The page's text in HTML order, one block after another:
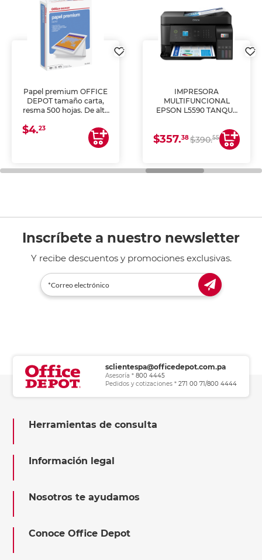
Papel premium OFFICE
DEPOT tamaño carta,
resma 500 hojas. De alta
uniforme, ideal para
impresoras de inyección
de tinta y láser,
general de oficina.
$4.23
IMPRESORA
MULTIFUNCIONAL
EPSON L5590 TANQUE
COPIA Y ESCANEA)
$357.38$390.55
Inscríbete a nuestro newsletter
Y recibe descuentos y promociones exclusivas.
sclientespa@officedepot.com.pa
Asesoría * 800 4445
Pedidos y cotizaciones * 271 00 71/800 4444
Herramientas de consulta
Información legal
Nosotros te ayudamos
Conoce Office Depot